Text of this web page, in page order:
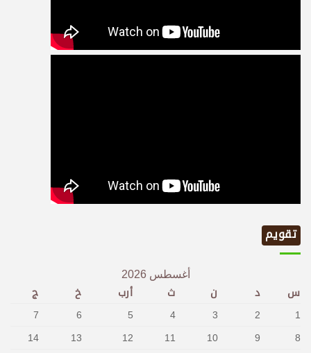
تقويم
أغسطس 2026
س د ن ث أرب خ
ج
1
2
3
4
5
6
7
8
9
10
11
12
13
14